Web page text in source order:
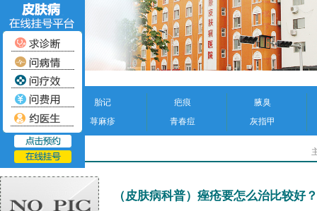
胎记 疤痕
腋臭
荨麻疹
青春痘 灰指甲
聊城皮肤病医院
（皮肤病科普）痤疮要怎么治比较好